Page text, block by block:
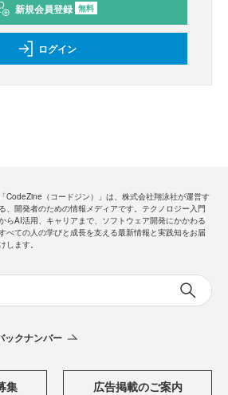
新規会員登録 無料
ログイン
「CodeZine（コードジン）」は、株式会社翔泳社が運営す
る、開発者のための情報メディアです。テクノロジー入門
らAI活用、キャリアまで、ソフトウェア開発にかかわる
べての人の学びと成長を支える最新情報と実践知をお届
します。
ックナンバー
集 広告掲載のご案内